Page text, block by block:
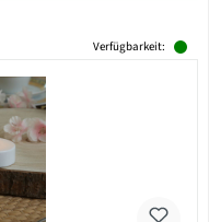
Verfügbarkeit: